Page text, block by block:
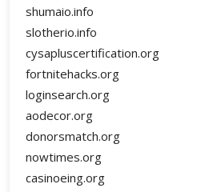
shumaio.info
slotherio.info
cysapluscertification.org
fortnitehacks.org
loginsearch.org
aodecor.org
donorsmatch.org
nowtimes.org
casinoeing.org